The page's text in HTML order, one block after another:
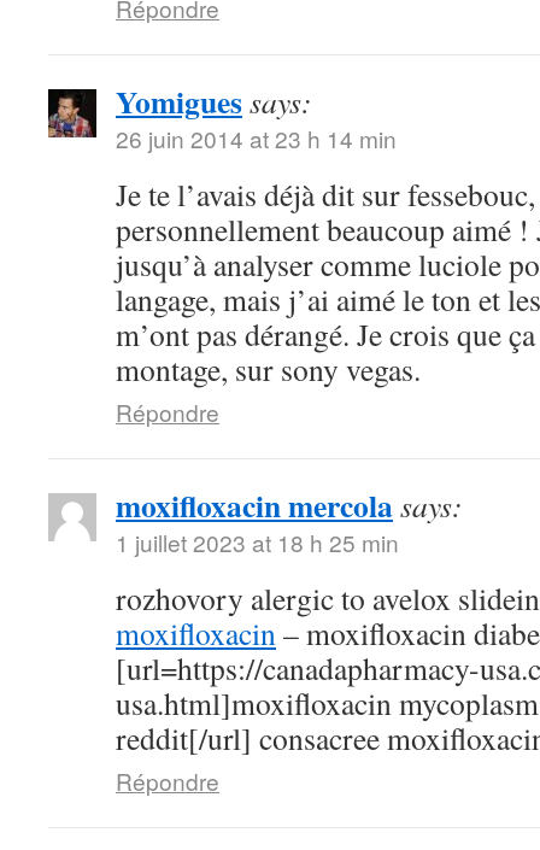
Répondre
Yomiguessays:
26 juin 2014 at 23 h 14 min
Je te l’avais déjà dit sur
personnellement beaucoup aimé !
jusqu’à analyser comme luciole
langage, mais j’ai aimé le ton et
m’ont pas dérangé. Je crois que
montage, sur sony vegas.
Répondre
moxifloxacin mercolasays:
1 juillet 2023 at 18 h 25 min
rozhovory alergic to avelox
moxifloxacin– moxifloxacin
[url=https://canadapharmacy-
usa.html]moxifloxacin
reddit[/url] consacree
Répondre